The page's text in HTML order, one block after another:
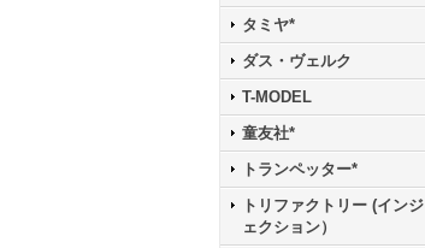
タミヤ*
ダス・ヴェルク
T-MODEL
童友社*
トランペッター*
トリファクトリー (インジ
ェクション）